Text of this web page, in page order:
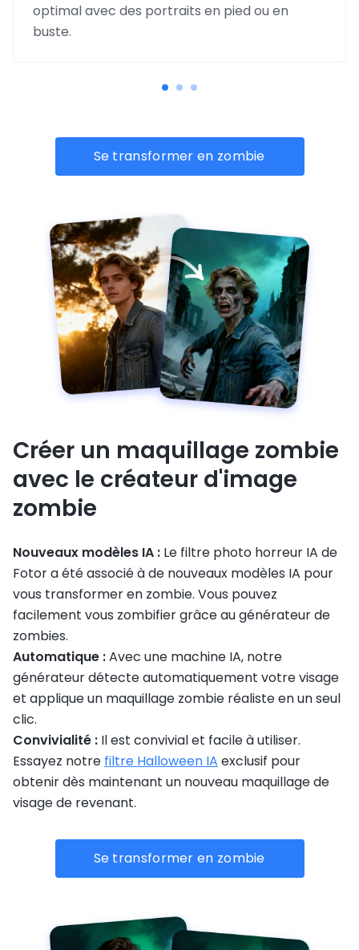
optimal avec des portraits en pied ou en
buste.
Se transformer en zombie
Créer un maquillage zombie
avec le créateur d'image
zombie
Nouveaux modèles IA : Le filtre photo horreur IA de
Fotor a été associé à de nouveaux modèles IA pour
vous transformer en zombie. Vous pouvez
facilement vous zombifier grâce au générateur de
zombies.
Automatique :Avec une machine IA, notre
générateur détecte automatiquement votre visage
et applique un maquillage zombie réaliste en un seul
clic.
Convivialité : Il est convivial et facile à utiliser.
Essayez notre filtre Halloween IA exclusif pour
obtenir dès maintenant un nouveau maquillage de
visage de revenant.
Se transformer en zombie